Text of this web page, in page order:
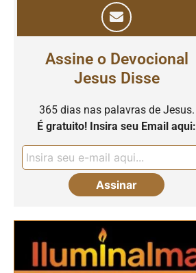
Assine o Devocional
Jesus Disse
365 dias nas palavras de Jesus.
É gratuito! Insira seu Email aqui: